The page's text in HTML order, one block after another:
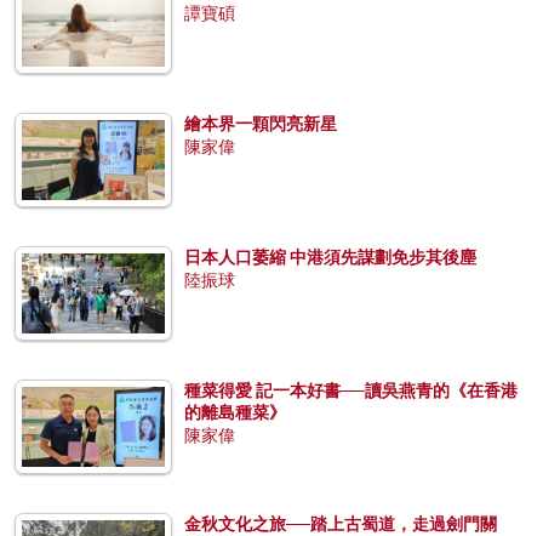
譚寶碩
繪本界一顆閃亮新星
陳家偉
日本人口萎縮 中港須先謀劃免步其後塵
陸振球
種菜得愛 記一本好書──讀吳燕青的《在香港
的離島種菜》
陳家偉
金秋文化之旅──踏上古蜀道，走過劍門關